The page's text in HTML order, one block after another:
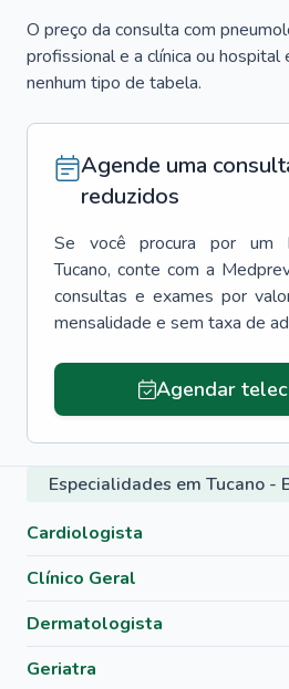
O preço da consulta com
profissional e a clínica ou hospital
nenhum tipo de tabela.
Agende uma
reduzidos
Se você procura por um
Tucano, conte com a
consultas e exames por
mensalidade e sem taxa de
Agendar
Especialidades em Tucano -
Cardiologista
Clínico Geral
Dermatologista
Geriatra